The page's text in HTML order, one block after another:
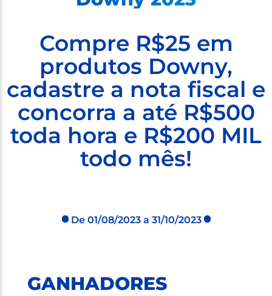
Compre R$25 em
produtos Downy,
cadastre a nota fiscal e
concorra a até R$500
toda hora e R$200 MIL
todo mês!
De 01/08/2023 a 31/10/2023
GANHADORES